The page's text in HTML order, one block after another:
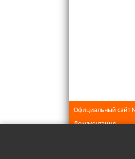
Официальный
Документация
При полном или